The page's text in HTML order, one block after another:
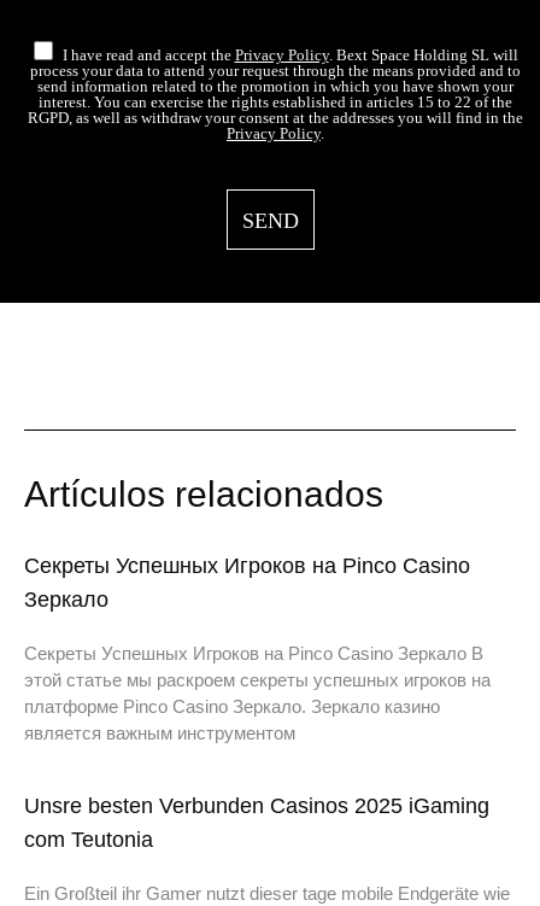
I have read and accept the Privacy Policy. Bext Space Holding SL will
process your data to attend your request through the means provided and to
send information related to the promotion in which you have shown your
interest. You can exercise the rights established in articles 15 to 22 of the
RGPD, as well as withdraw your consent at the addresses you will find in the
Privacy Policy.
Artículos relacionados
Секреты Успешных Игроков на Pinco Casino
Зеркало
Секреты Успешных Игроков на Pinco Casino Зеркало В
этой статье мы раскроем секреты успешных игроков на
платформе Pinco Casino Зеркало. Зеркало казино
является важным инструментом
Unsre besten Verbunden Casinos 2025 iGaming
com Teutonia
Ein Großteil ihr Gamer nutzt dieser tage mobile Endgeräte wie